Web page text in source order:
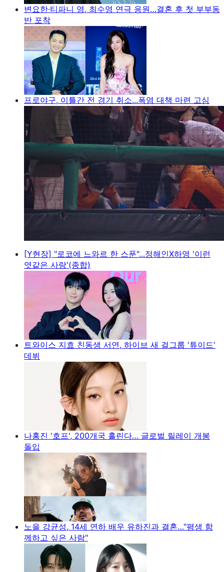
변요한·티파니 영, 최수영 연극 응원…결혼 후 첫 부부동
반 포착
프로야구, 이틀간 전 경기 취소...폭염 대책 마련 고심
[Y현장] "로코에 느와르 한 스푼"...정해인X하영 '이런
엿같은 사랑'(종합)
트와이스 지효 친동생 서연, 하이브 새 걸그룹 '튜이드'
데뷔
나홍진 '호프', 200개국 홀린다… 글로벌 릴레이 개봉
돌입
노을 강균성, 14세 연하 배우 유하진과 결혼…"평생 함
께하고 싶은 사람"